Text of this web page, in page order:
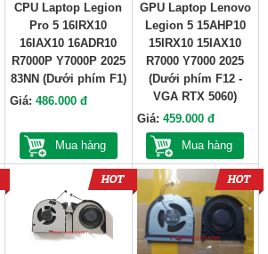
CPU Laptop Legion
Pro 5 16IRX10
16IAX10 16ADR10
R7000P Y7000P 2025
83NN (Dưới phím F1)
Giá:486.000 đ
Mua hàng
GPU Laptop Lenovo
Legion 5 15AHP10
15IRX10 15IAX10
R7000 Y7000 2025
(Dưới phím F12 -
VGA RTX 5060)
Giá: 459.000 đ
Mua hàng